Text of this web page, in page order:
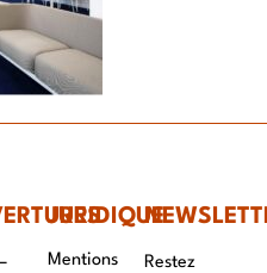
JURIDIQUE
Mentions
Restez